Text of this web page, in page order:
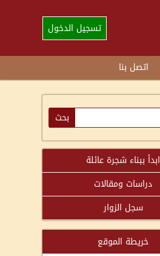
تسجيل الدخول
اتصل بنا
ابدأ ببناء شجرة عائلة
دراسات ومقالات
سجل الزوار
خريطة الموقع